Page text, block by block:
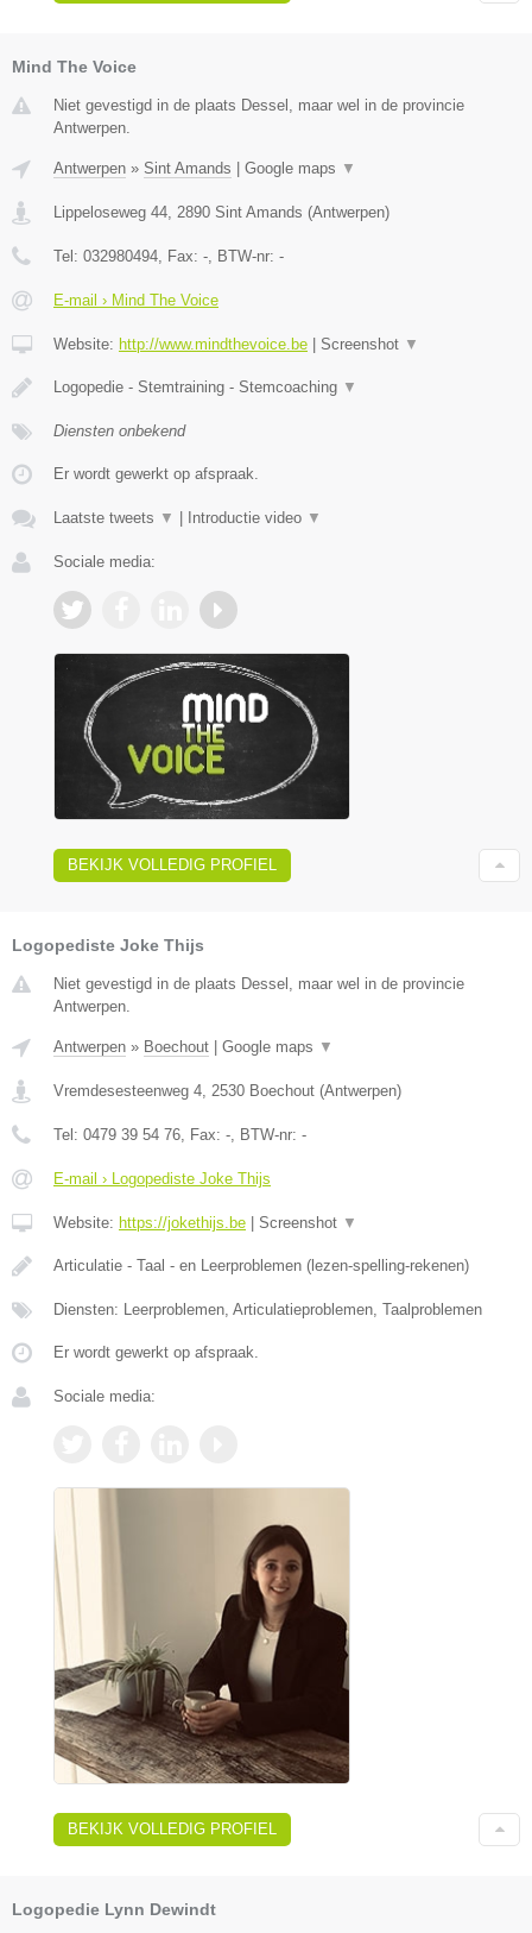
Mind The Voice
Niet gevestigd in de plaats Dessel, maar wel in de provincie
Antwerpen.
Antwerpen » Sint Amands | Google maps ▼
Lippeloseweg 44 2890 Sint Amands (Antwerpen)
Tel: 032980494 , Fax: - , BTW-nr: -
E-mail › Mind The Voice
Website: http://www.mindthevoice.be | Screenshot ▼
Logopedie - Stemtraining - Stemcoaching ▼
Diensten onbekend
Er wordt gewerkt op afspraak.
Laatste tweets ▼ | Introductie video ▼
Sociale media:
BEKIJK VOLLEDIG PROFIEL
Logopediste Joke Thijs
Niet gevestigd in de plaats Dessel, maar wel in de provincie
Antwerpen.
Antwerpen » Boechout | Google maps ▼
Vremdesesteenweg 4 2530 Boechout (Antwerpen)
Tel: 0479 39 54 76 , Fax: - , BTW-nr: -
E-mail › Logopediste Joke Thijs
Website: https://jokethijs.be | Screenshot ▼
Articulatie - Taal - en Leerproblemen (lezen-spelling-rekenen)
Diensten: Leerproblemen, Articulatieproblemen, Taalproblemen
Er wordt gewerkt op afspraak.
Sociale media:
BEKIJK VOLLEDIG PROFIEL
Logopedie Lynn Dewindt